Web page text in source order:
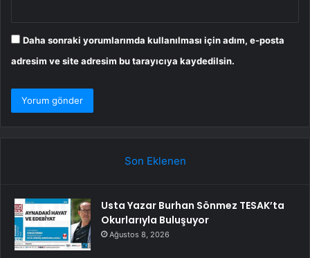
Daha sonraki yorumlarımda kullanılması için adım, e-posta
adresim ve site adresim bu tarayıcıya kaydedilsin.
Son Eklenen
Usta Yazar Burhan Sönmez TESAK’ta
Okurlarıyla Buluşuyor
Ağustos 8, 2026